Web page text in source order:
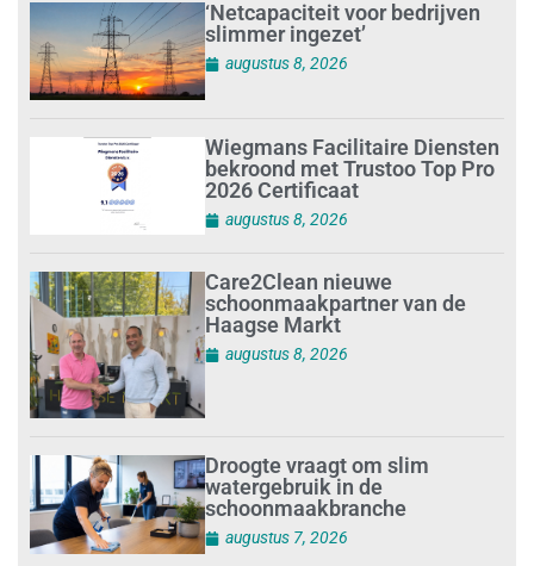
‘Netcapaciteit voor bedrijven
slimmer ingezet’
augustus 8, 2026
Wiegmans Facilitaire Diensten
bekroond met Trustoo Top Pro
2026 Certificaat
augustus 8, 2026
Care2Clean nieuwe
schoonmaakpartner van de
Haagse Markt
augustus 8, 2026
Droogte vraagt om slim
watergebruik in de
schoonmaakbranche
augustus 7, 2026